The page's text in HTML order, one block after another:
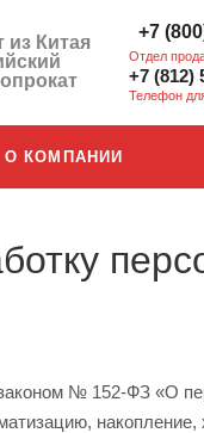
из Китая
+7
Отдел
+7 (812)
Телефон
О КОМПАНИИ
№ 152-ФЗ «О